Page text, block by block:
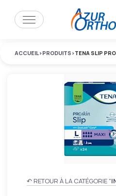
ACCUEIL>PRODUITS >TENA SLIP
↶ RETOUR À LA CATÉGORIE "